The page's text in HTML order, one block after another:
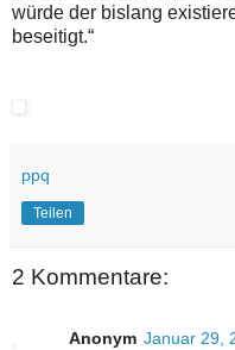
würde der bislang
beseitigt.“
ppq
Teilen
2 Kommentare:
Anonym Januar 29,